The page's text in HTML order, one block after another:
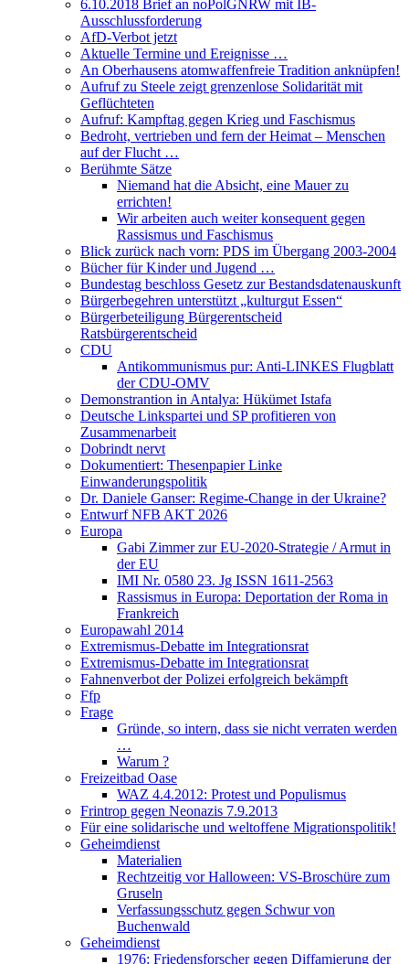
6.10.2018 Brief an noPolGNRW mit IB-
Ausschlussforderung
AfD-Verbot jetzt
Aktuelle Termine und Ereignisse …
An Oberhausens atomwaffenfreie Tradition anknüpfen!
Aufruf zu Steele zeigt grenzenlose Solidarität mit
Geflüchteten
Aufruf: Kampftag gegen Krieg und Faschismus
Bedroht, vertrieben und fern der Heimat – Menschen
auf der Flucht …
Berühmte Sätze
Niemand hat die Absicht, eine Mauer zu
errichten!
Wir arbeiten auch weiter konsequent gegen
Rassismus und Faschismus
Blick zurück nach vorn: PDS im Übergang 2003-2004
Bücher für Kinder und Jugend …
Bundestag beschloss Gesetz zur Bestandsdatenauskunft
Bürgerbegehren unterstützt „kulturgut Essen“
Bürgerbeteiligung Bürgerentscheid
Ratsbürgerentscheid
CDU
Antikommunismus pur: Anti-LINKES Flugblatt
der CDU-OMV
Demonstrantion in Antalya: Hükümet Istafa
Deutsche Linkspartei und SP profitieren von
Zusammenarbeit
Dobrindt nervt
Dokumentiert: Thesenpapier Linke
Einwanderungspolitik
Dr. Daniele Ganser: Regime-Change in der Ukraine?
Entwurf NFB AKT 2026
Europa
Gabi Zimmer zur EU-2020-Strategie / Armut in
der EU
IMI Nr. 0580 23. Jg ISSN 1611-2563
Rassismus in Europa: Deportation der Roma in
Frankreich
Europawahl 2014
Extremismus-Debatte im Integrationsrat
Extremismus-Debatte im Integrationsrat
Fahnenverbot der Polizei erfolgreich bekämpft
Ffp
Frage
Gründe, so intern, dass sie nicht verraten werden
…
Warum ?
Freizeitbad Oase
WAZ 4.4.2012: Protest und Populismus
Frintrop gegen Neonazis 7.9.2013
Für eine solidarische und weltoffene Migrationspolitik!
Geheimdienst
Materialien
Rechtzeitig vor Halloween: VS-Broschüre zum
Gruseln
Verfassungsschutz gegen Schwur von
Buchenwald
Geheimdienst
1976: Friedensforscher gegen Diffamierung der